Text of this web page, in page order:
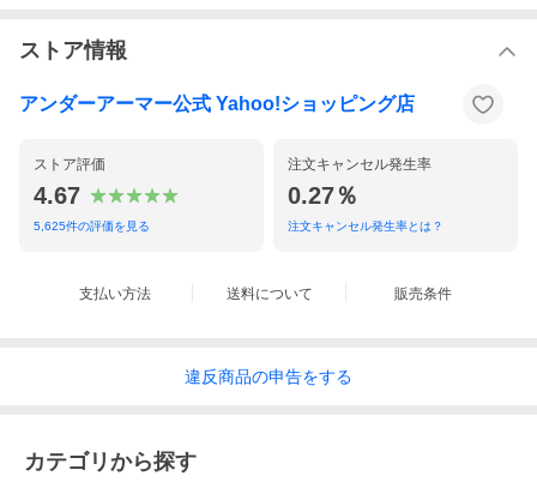
ストア情報
アンダーアーマー公式 Yahoo!ショッピング店
ストア評価
4.67
5,625件の評価を見る
注文キャンセル発生率
0.27％
注文キャンセル発生率とは？
支払い方法 送料について 販売条件
違反商品の申告をする
カテゴリから探す